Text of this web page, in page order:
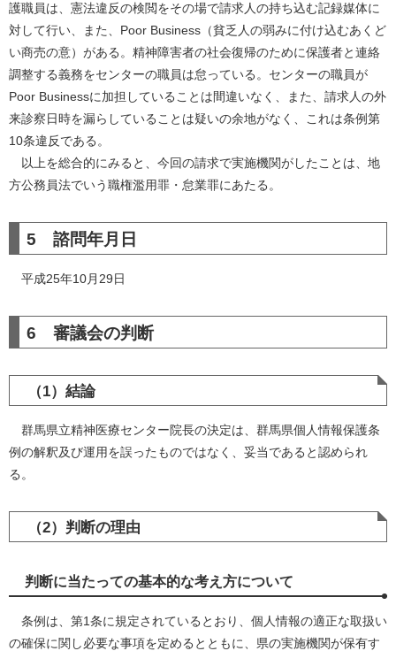
護職員は、憲法違反の検閲をその場で請求人の持ち込む記録媒体に
対して行い、また、Poor Business（貧乏人の弱みに付け込むあくど
い商売の意）がある。精神障害者の社会復帰のために保護者と連絡
調整する義務をセンターの職員は怠っている。センターの職員が
Poor Businessに加担していることは間違いなく、また、請求人の外
来診察日時を漏らしていることは疑いの余地がなく、これは条例第
10条違反である。
以上を総合的にみると、今回の請求で実施機関がしたことは、地
方公務員法でいう職権濫用罪・怠業罪にあたる。
5 諮問年月日
平成25年10月29日
6 審議会の判断
（1）結論
群馬県立精神医療センター院長の決定は、群馬県個人情報保護条
例の解釈及び運用を誤ったものではなく、妥当であると認められ
る。
（2）判断の理由
判断に当たっての基本的な考え方について
条例は、第1条に規定されているとおり、個人情報の適正な取扱い
の確保に関し必要な事項を定めるとともに、県の実施機関が保有す